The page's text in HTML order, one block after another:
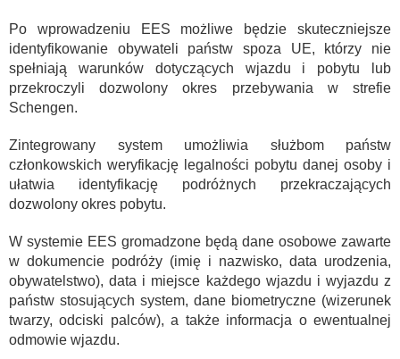
Po wprowadzeniu EES możliwe będzie skuteczniejsze
identyfikowanie obywateli państw spoza UE, którzy nie
spełniają warunków dotyczących wjazdu i pobytu lub
przekroczyli dozwolony okres przebywania w strefie
Schengen.
Zintegrowany system umożliwia służbom państw
członkowskich weryfikację legalności pobytu danej osoby i
ułatwia identyfikację podróżnych przekraczających
dozwolony okres pobytu.
W systemie EES gromadzone będą dane osobowe zawarte
w dokumencie podróży (imię i nazwisko, data urodzenia,
obywatelstwo), data i miejsce każdego wjazdu i wyjazdu z
państw stosujących system, dane biometryczne (wizerunek
twarzy, odciski palców), a także informacja o ewentualnej
odmowie wjazdu.